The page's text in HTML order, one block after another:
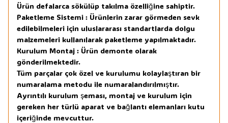
Ürün defalarca sökülüp takılma özelliğine sahiptir.
Paketleme Sistemi : Ürünlerin zarar görmeden sevk
edilebilmeleri için uluslararası standartlarda dolgu
malzemeleri kullanılarak paketleme yapılmaktadır.
Kurulum Montaj : Ürün demonte olarak
gönderilmektedir.
Tüm parçalar çok özel ve kurulumu kolaylaştıran bir
numaralama metodu ile numaralandırılmıştır.
Ayrıntılı kurulum şeması, montaj ve kurulum için
gereken her türlü aparat ve bağlantı elemanları kutu
içeriğinde mevcuttur.